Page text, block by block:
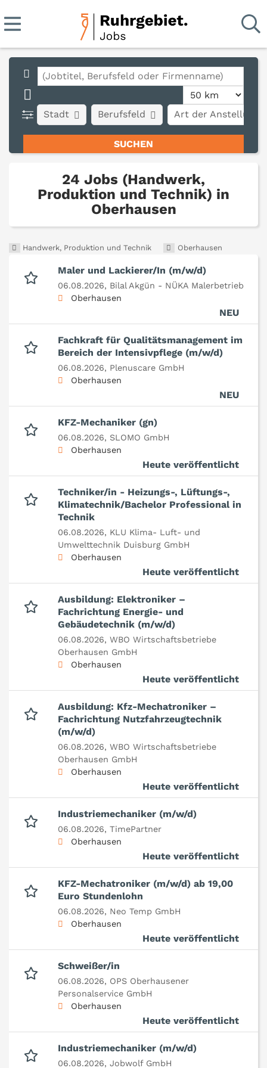
Stadt Art der Anstellung
Berufsfeld
24 Jobs (Handwerk,
Produktion und Technik) in
Oberhausen
Handwerk, Produktion und Technik Oberhausen
Maler und Lackierer/In (m/w/d)
06.08.2026, Bilal Akgün - NÜKA Malerbetrieb
Oberhausen
NEU
Fachkraft für Qualitätsmanagement im
Bereich der Intensivpflege (m/w/d)
06.08.2026, Plenuscare GmbH
Oberhausen
NEU
KFZ-Mechaniker (gn)
06.08.2026, SLOMO GmbH
Oberhausen
Heute veröffentlicht
Techniker/in - Heizungs-, Lüftungs-,
Klimatechnik/Bachelor Professional in
Technik
06.08.2026, KLU Klima- Luft- und
Umwelttechnik Duisburg GmbH
Oberhausen
Heute veröffentlicht
Ausbildung: Elektroniker –
Fachrichtung Energie- und
Gebäudetechnik (m/w/d)
06.08.2026, WBO Wirtschaftsbetriebe
Oberhausen GmbH
Oberhausen
Heute veröffentlicht
Ausbildung: Kfz-Mechatroniker –
Fachrichtung Nutzfahrzeugtechnik
(m/w/d)
06.08.2026, WBO Wirtschaftsbetriebe
Oberhausen GmbH
Oberhausen
Heute veröffentlicht
Industriemechaniker (m/w/d)
06.08.2026, TimePartner
Oberhausen
Heute veröffentlicht
KFZ-Mechatroniker (m/w/d) ab 19,00
Euro Stundenlohn
06.08.2026, Neo Temp GmbH
Oberhausen
Heute veröffentlicht
Schweißer/in
06.08.2026, OPS Oberhausener
Personalservice GmbH
Oberhausen
Heute veröffentlicht
Industriemechaniker (m/w/d)
06.08.2026, Jobwolf GmbH